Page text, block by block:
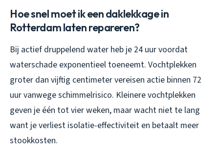
Hoe snel moet ik een daklekkage in
Rotterdam laten repareren?
Bij actief druppelend water heb je 24 uur voordat
waterschade exponentieel toeneemt. Vochtplekken
groter dan vijftig centimeter vereisen actie binnen 72
uur vanwege schimmelrisico. Kleinere vochtplekken
geven je één tot vier weken, maar wacht niet te lang
want je verliest isolatie-effectiviteit en betaalt meer
stookkosten.